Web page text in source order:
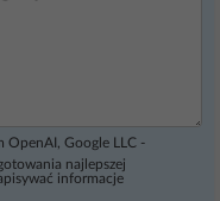
OpenAI, Google LLC -
najlepszej
informacje